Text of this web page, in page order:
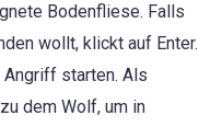
Bodenfliese. Falls
wollt, klickt auf Enter.
starten. Als
dem Wolf, um in